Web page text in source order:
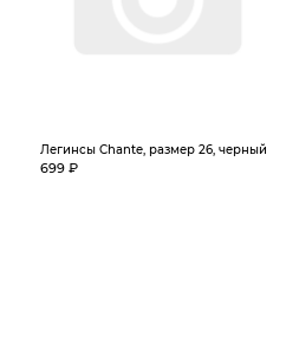
Легинсы Chante, размер 26, черный
699 ₽